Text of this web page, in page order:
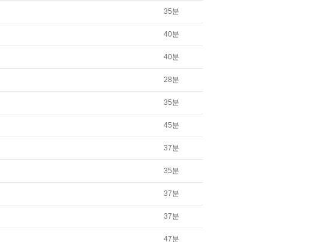
35분
40분
40분
28분
35분
45분
37분
35분
37분
37분
47분